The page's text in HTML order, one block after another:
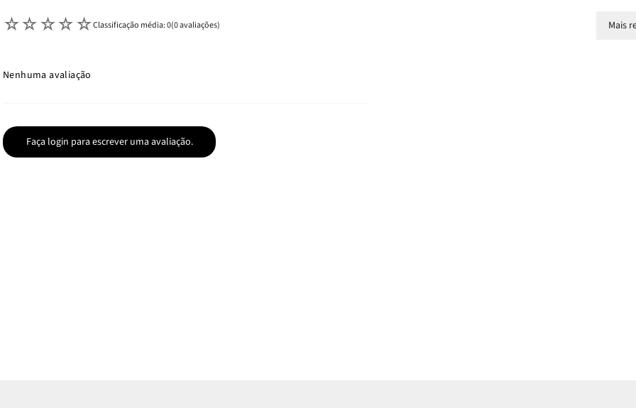
☆☆☆☆☆Classificação média: 0(0 avaliações)
Faça login para escrever uma avaliação.
Mais
Nenhuma avaliação